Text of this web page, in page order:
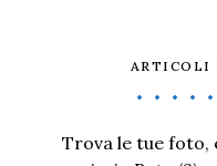
ARTICOLI
Trova le tue foto,